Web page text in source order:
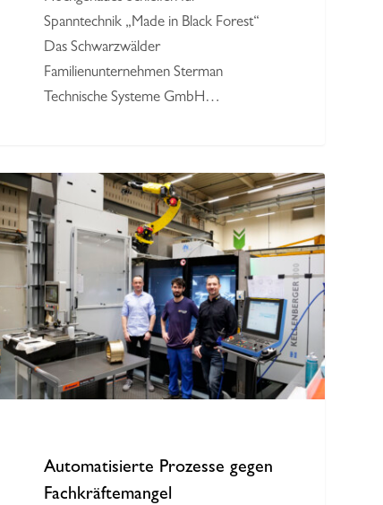
Spanntechnik „Made in Black Forest“
Das Schwarzwälder
Familienunternehmen Sterman
Technische Systeme GmbH…
Automatisierte Prozesse gegen
Fachkräftemangel